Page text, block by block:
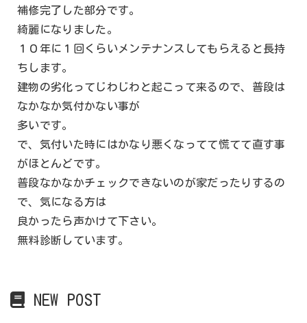
補修完了した部分です。
綺麗になりました。
１０年に１回くらいメンテナンスしてもらえると長持
ちします。
建物の劣化ってじわじわと起こって来るので、普段は
なかなか気付かない事が
多いです。
で、気付いた時にはかなり悪くなってて慌てて直す事
がほとんどです。
普段なかなかチェックできないのが家だったりするの
で、気になる方は
良かったら声かけて下さい。
無料診断しています。
NEW POST